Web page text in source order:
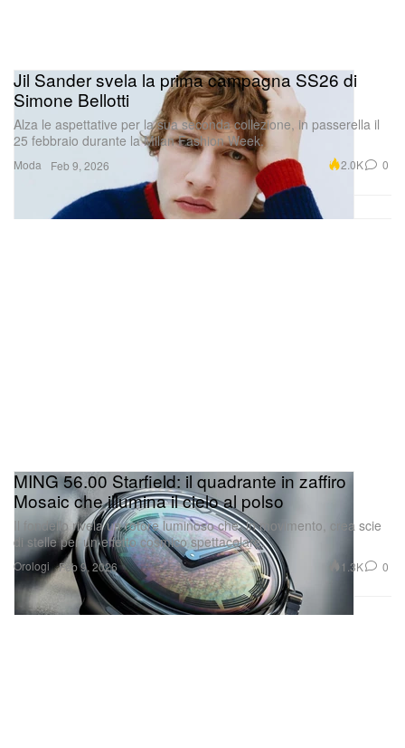
Moda
Jil Sander svela la prima campagna SS26 di
Simone Bellotti
Alza le aspettative per la sua seconda collezione, in passerella il
25 febbraio durante la Milan Fashion Week.
Feb 9, 2026 2.0K 0
Orologi
MING 56.00 Starfield: il quadrante in zaffiro
Mosaic che illumina il cielo al polso
Il fondello rivela un rotore luminoso che, in movimento, crea scie
di stelle per un effetto cosmico spettacolare.
Feb 9, 2026 1.3K 0